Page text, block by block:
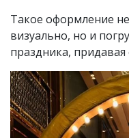
Такое оформление
визуально, но и
праздника,